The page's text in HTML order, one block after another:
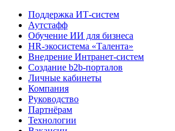
Поддержка ИТ-систем
Аутстафф
Обучение ИИ для бизнеса
HR-экосистема «Талента»
Внедрение Интранет-систем
Создание b2b-порталов
Личные кабинеты
Компания
Руководство
Партнёрам
Технологии